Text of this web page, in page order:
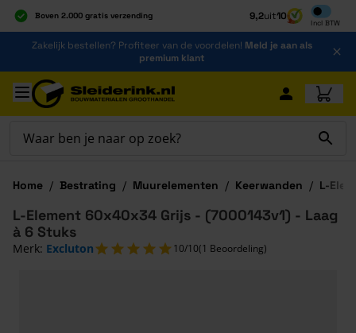
Boven 2.000 gratis verzending
Al 40 jaar dé specialist
Alles onder één dak
9,2uit10
Incl BTW
Inclusief
Ga naar de inhoud
Zakelijk bestellen? Profiteer van de voordelen! Meld je aan als
premium klant
Ga naar hoofdinhoud
Home / Bestrating / Muurelementen / Keerwanden / L-
L-Element 60x40x34 Grijs - (7000143v1) - Laag
à 6 Stuks
Merk: Excluton 10/10(1 Beoordeling)